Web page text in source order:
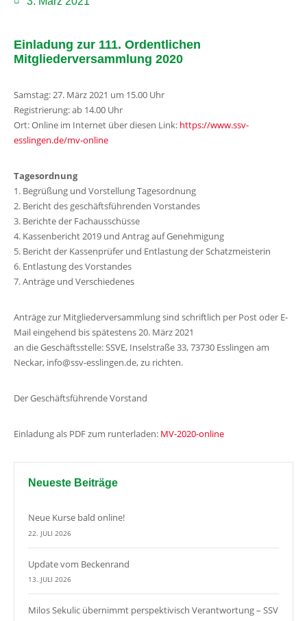
Einladung zur 111. Ordentlichen
Mitgliederversammlung 2020
Samstag: 27. März 2021 um 15.00 Uhr
Registrierung: ab 14.00 Uhr
Ort: Online im Internet über diesen Link: https://www.ssv-
esslingen.de/mv-online
Tagesordnung
1. Begrüßung und Vorstellung Tagesordnung
2. Bericht des geschäftsführenden Vorstandes
3. Berichte der Fachausschüsse
4. Kassenbericht 2019 und Antrag auf Genehmigung
5. Bericht der Kassenprüfer und Entlastung der Schatzmeisterin
6. Entlastung des Vorstandes
7. Anträge und Verschiedenes
Anträge zur Mitgliederversammlung sind schriftlich per Post oder E-
Mail eingehend bis spätestens 20. März 2021
an die Geschäftsstelle: SSVE, Inselstraße 33, 73730 Esslingen am
Neckar, info@ssv-esslingen.de, zu richten.
Der Geschäftsführende Vorstand
Einladung als PDF zum runterladen: MV-2020-online
Neueste Beiträge
Neue Kurse bald online!
22. JULI 2026
Update vom Beckenrand
13. JULI 2026
Milos Sekulic übernimmt perspektivisch Verantwortung – SSV